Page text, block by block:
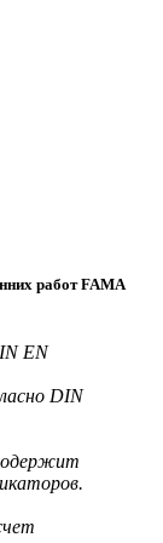
работ FAMA
EN
DIN